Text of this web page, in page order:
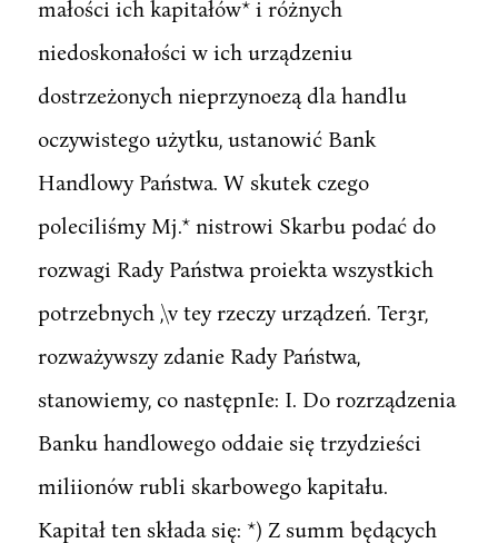
małości ich kapitałów* i różnych
niedoskonałości w ich urządzeniu
dostrzeżonych nieprzynoezą dla handlu
oczywistego użytku, ustanowić Bank
Handlowy Państwa. W skutek czego
poleciliśmy Mj.* nistrowi Skarbu podać do
rozwagi Rady Państwa proiekta wszystkich
potrzebnych ,\v tey rzeczy urządzeń. Ter3r,
rozważywszy zdanie Rady Państwa,
stanowiemy, co następnIe: I. Do rozrządzenia
Banku handlowego oddaie się trzydzieści
miliionów rubli skarbowego kapitału.
Kapitał ten składa się: *) Z summ będących